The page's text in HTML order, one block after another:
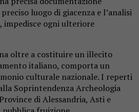
luogo di giacenza e l’analisi
ogni ulteriore
oltre a costituire un illecito
italiano, comporta un
culturale nazionale. I reperti
Soprintendenza Archeologia
di Alessandria, Asti e